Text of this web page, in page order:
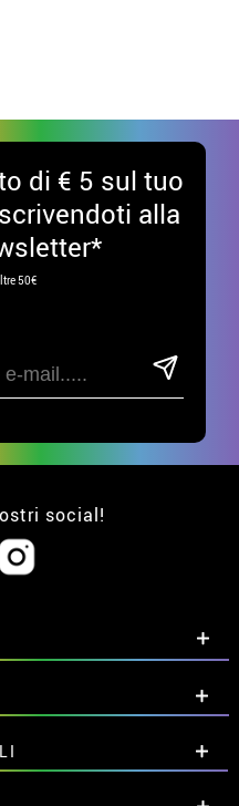
di € 5 sul tuo
alla
50€
social!